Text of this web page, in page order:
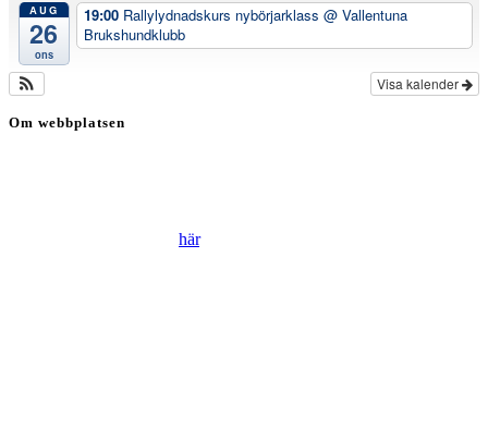
AUG
26
ons
19:00 Rallylydnadskurs nybörjarklass @ Vallentuna
Brukshundklubb
Visa kalender
Om webbplatsen
här.